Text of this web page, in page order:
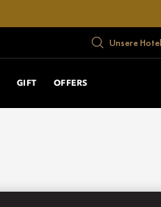
Unsere
GIFT OFFERS